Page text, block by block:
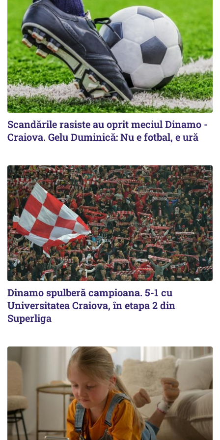
Scandările rasiste au oprit meciul Dinamo -
Craiova. Gelu Duminică: Nu e fotbal, e ură
Dinamo spulberă campioana. 5-1 cu
Universitatea Craiova, în etapa 2 din
Superliga